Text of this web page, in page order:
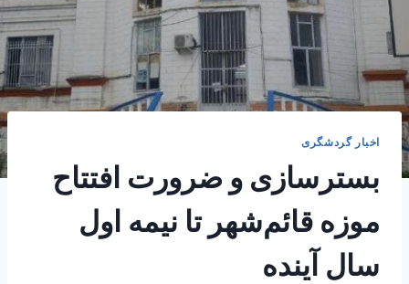
اخبار گردشگری
بسترسازی و ضرورت افتتاح
موزه قائم‌شهر تا نیمه اول
سال آینده